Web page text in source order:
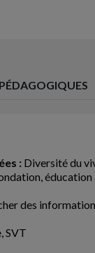
: Diversité du
éducation
des
SVT